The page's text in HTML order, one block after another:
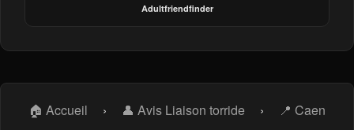
Adultfriendfinder
🏠 Accueil › 👤 Avis Liaison torride › 📍 Caen